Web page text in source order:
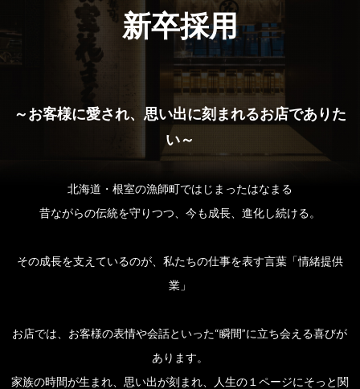
新卒採用
～お客様に愛され、思い出に刻まれるお店でありた
い～
北海道・根室の漁師町ではじまったはなまる
昔ながらの伝統を守りつつ、今も成長、進化し続ける。
その成長を支えているのが、私たちの仕事を表す言葉「情緒提供
業」
お店では、お客様の表情や会話といった“瞬間”に立ち会える喜びが
あります。
家族の時間が生まれ、思い出が刻まれ、人生の１ページにそっと関